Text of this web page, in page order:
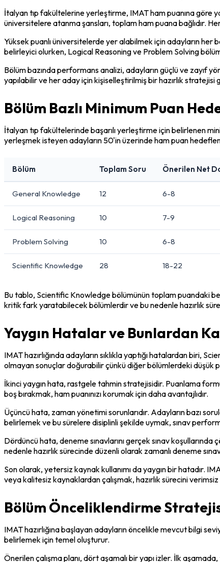
İtalyan tıp fakültelerine yerleştirme, IMAT ham puanına göre
üniversitelere atanma şansları, toplam ham puana bağlıdır.
Yüksek puanlı üniversitelerde yer alabilmek için adayların
belirleyici olurken, Logical Reasoning ve Problem Solving
Bölüm bazında performans analizi, adayların güçlü ve zayıf
yapılabilir ve her aday için kişiselleştirilmiş bir hazırlık
Bölüm Bazlı Minimum Puan
İtalyan tıp fakültelerinde başarılı yerleştirme için belirlenen
yerleşmek isteyen adayların 50'in üzerinde ham puan
Bölüm Toplam Soru Önerilen Net
General Knowledge 12 6-8
Logical Reasoning 10 7-9
Problem Solving 10 6-8
Scientific Knowledge 28 18-22
Bu tablo, Scientific Knowledge bölümünün toplam puandaki
kritik fark yaratabilecek bölümlerdir ve bu nedenle hazırlık
Yaygın Hatalar ve Bunlardan
IMAT hazırlığında adayların sıklıkla yaptığı hatalardan biri,
olmayan sonuçlar doğurabilir çünkü diğer bölümlerdeki düşük
İkinci yaygın hata, rastgele tahmin stratejisidir. Puanlama
boş bırakmak, ham puanınızı korumak için daha avantajlıdır.
Üçüncü hata, zaman yönetimi sorunlarıdır. Adayların bazı
belirlemek ve bu sürelere disiplinli şekilde uymak, sınav
Dördüncü hata, deneme sınavlarını gerçek sınav
nedenle hazırlık sürecinde düzenli olarak zamanlı deneme
Son olarak, yetersiz kaynak kullanımı da yaygın bir hatadır.
veya kalitesiz kaynaklardan çalışmak, hazırlık sürecini
Bölüm Önceliklendirme
IMAT hazırlığına başlayan adayların öncelikle mevcut bilgi
belirlemek için temel oluşturur.
Önerilen çalışma planı, dört aşamalı bir yapı izler. İlk